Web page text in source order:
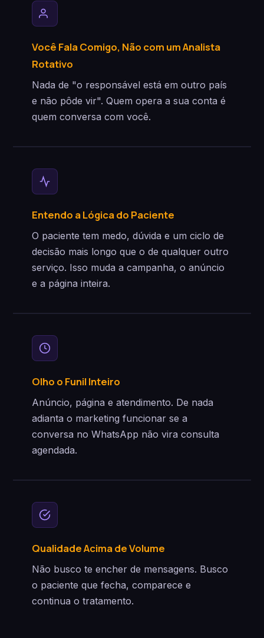
Você Fala Comigo, Não com um Analista
Rotativo
Nada de "o responsável está em outro país
e não pôde vir". Quem opera a sua conta é
quem conversa com você.
Entendo a Lógica do Paciente
O paciente tem medo, dúvida e um ciclo de
decisão mais longo que o de qualquer outro
serviço. Isso muda a campanha, o anúncio
e a página inteira.
Olho o Funil Inteiro
Anúncio, página e atendimento. De nada
adianta o marketing funcionar se a
conversa no WhatsApp não vira consulta
agendada.
Qualidade Acima de Volume
Não busco te encher de mensagens. Busco
o paciente que fecha, comparece e
continua o tratamento.